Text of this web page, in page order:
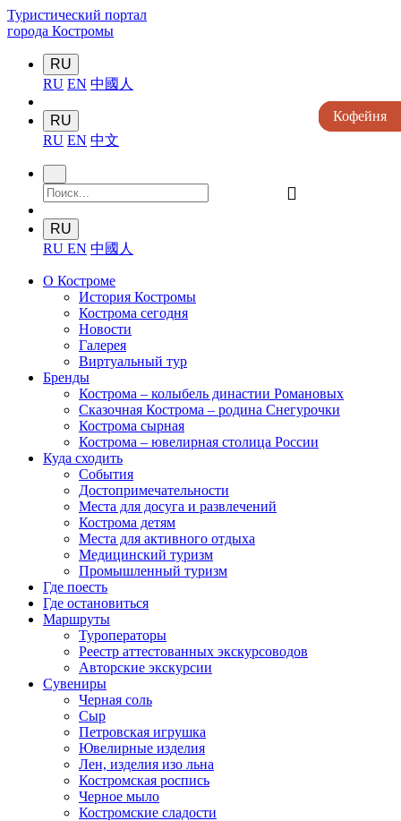
Туристический портал
города Костромы
RU
RU EN 中國人
RU
RU EN 中文
󰍉
RU
RU EN 中國人
О Костроме
История Костромы
Кострома сегодня
Новости
Галерея
Виртуальный тур
Бренды
Кострома – колыбель династии Романовых
Сказочная Кострома – родина Снегурочки
Кострома сырная
Кострома – ювелирная столица России
Куда сходить
События
Достопримечательности
Места для досуга и развлечений
Кострома детям
Места для активного отдыха
Медицинский туризм
Промышленный туризм
Где поесть
Где остановиться
Маршруты
Туроператоры
Реестр аттестованных экскурсоводов
Авторские экскурсии
Сувениры
Черная соль
Сыр
Петровская игрушка
Ювелирные изделия
Лен, изделия изо льна
Костромская роспись
Черное мыло
Костромские сладости
Кофейня
Кофейня
Кофейня
Кофейня
Кофейня